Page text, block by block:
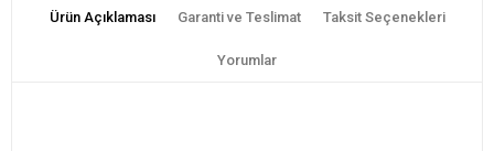
Ürün Açıklaması Garanti ve Teslimat Taksit Seçenekleri
Yorumlar